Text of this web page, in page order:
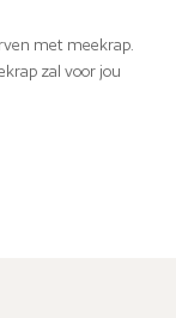
met meekrap.
zal voor jou